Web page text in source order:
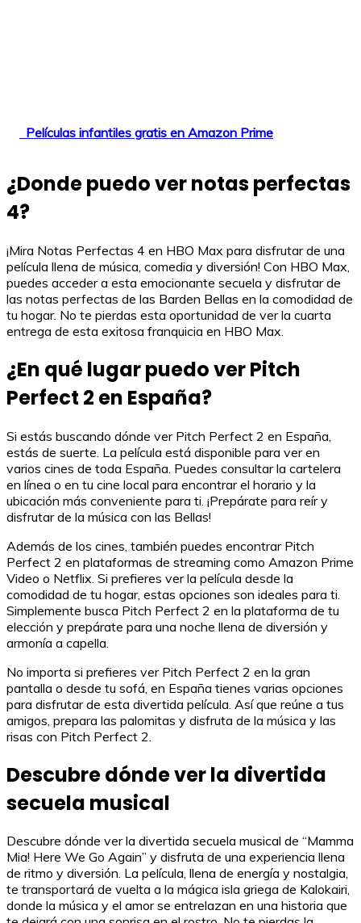
Películas infantiles gratis en Amazon Prime
¿Donde puedo ver notas perfectas
4?
¡Mira Notas Perfectas 4 en HBO Max para disfrutar de una
película llena de música, comedia y diversión! Con HBO Max,
puedes acceder a esta emocionante secuela y disfrutar de
las notas perfectas de las Barden Bellas en la comodidad de
tu hogar. No te pierdas esta oportunidad de ver la cuarta
entrega de esta exitosa franquicia en HBO Max.
¿En qué lugar puedo ver Pitch
Perfect 2 en España?
Si estás buscando dónde ver Pitch Perfect 2 en España,
estás de suerte. La película está disponible para ver en
varios cines de toda España. Puedes consultar la cartelera
en línea o en tu cine local para encontrar el horario y la
ubicación más conveniente para ti. ¡Prepárate para reír y
disfrutar de la música con las Bellas!
Además de los cines, también puedes encontrar Pitch
Perfect 2 en plataformas de streaming como Amazon Prime
Video o Netflix. Si prefieres ver la película desde la
comodidad de tu hogar, estas opciones son ideales para ti.
Simplemente busca Pitch Perfect 2 en la plataforma de tu
elección y prepárate para una noche llena de diversión y
armonía a capella.
No importa si prefieres ver Pitch Perfect 2 en la gran
pantalla o desde tu sofá, en España tienes varias opciones
para disfrutar de esta divertida película. Así que reúne a tus
amigos, prepara las palomitas y disfruta de la música y las
risas con Pitch Perfect 2.
Descubre dónde ver la divertida
secuela musical
Descubre dónde ver la divertida secuela musical de “Mamma
Mia! Here We Go Again” y disfruta de una experiencia llena
de ritmo y diversión. La película, llena de energía y nostalgia,
te transportará de vuelta a la mágica isla griega de Kalokairi,
donde la música y el amor se entrelazan en una historia que